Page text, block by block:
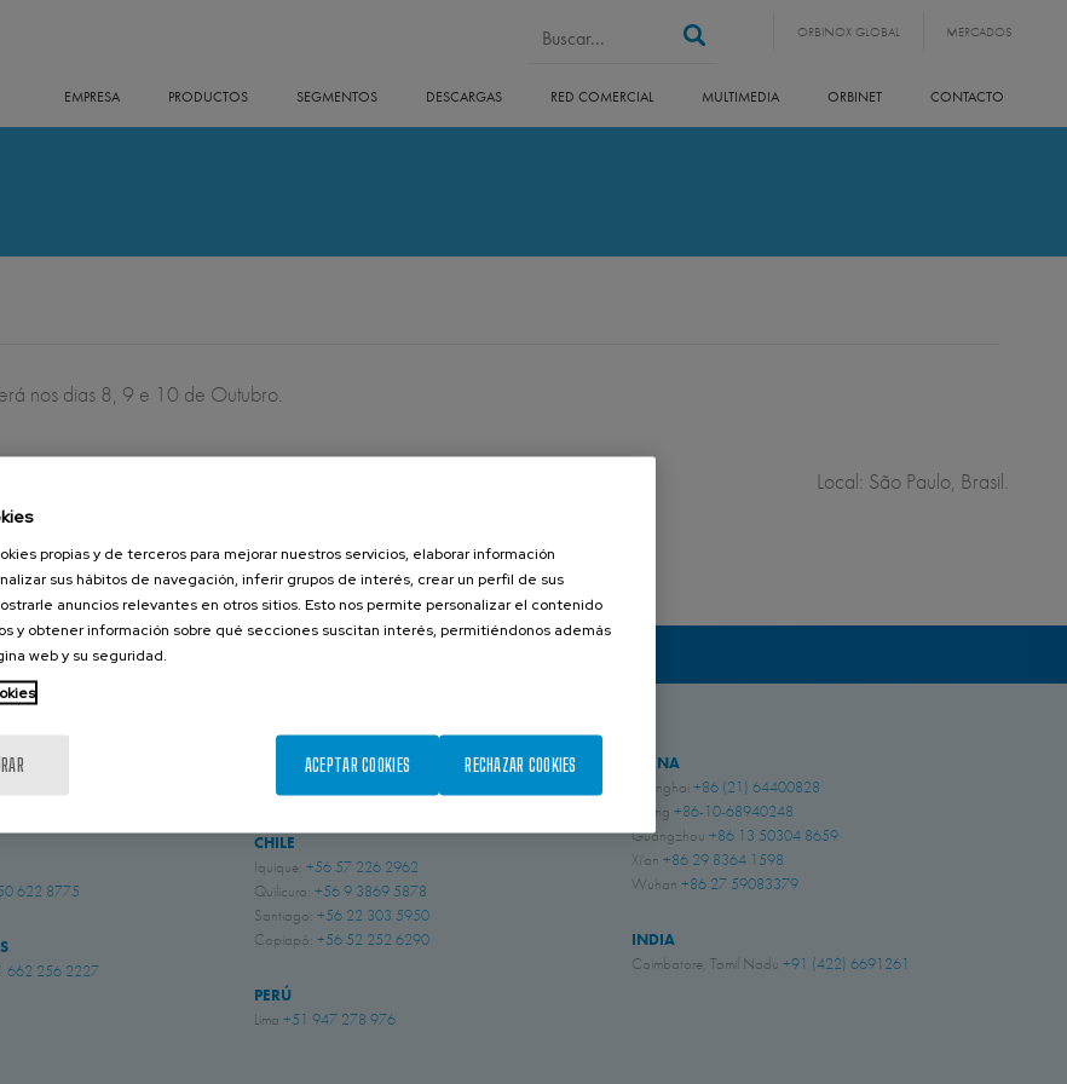
MERCADOS
ORBINOX GLOBAL
Search form
Buscar
EMPRESA PRODUCTOS SEGMENTOS DESCARGAS RED COMERCIAL MULTIMEDIA ORBINET CONTACTO
nos dias 8, 9 e 10 de Outubro.
Local: São Paulo, Brasil.
01 AUGUST 2013
CONTACTA CON NOSOTROS
622 8775
662 256 2227
Indaiatuba, São Paulo
+55 (19) 3935 5369
CHILE
Iquique: +56 57 226 2962
Quilicura: +56 9 3869 5878
Santiago: +56 22 303 5950
Copiapó: +56 52 252 6290
PERÚ
Lima +51 947 278 976
CHINA
Shanghai +86 (21) 64400828
Beijing +86-10-68940248
Guangzhou +86 13 50304 8659
Xi'an +86 29 8364 1598
Wuhan +86 27 59083379
INDIA
Coimbatore, Tamil Nadu +91 (422) 6691261
propias y de terceros para mejorar nuestros servicios, elaborar información
sus hábitos de navegación, inferir grupos de interés, crear un perfil de sus
anuncios relevantes en otros sitios. Esto nos permite personalizar el contenido
y obtener información sobre qué secciones suscitan interés, permitiéndonos además
web y su seguridad.
RECHAZAR COOKIES
ACEPTAR COOKIES